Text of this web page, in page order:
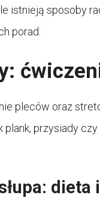
istnieją sposoby
porad:
pleców oraz
plank, przysiady
dieta